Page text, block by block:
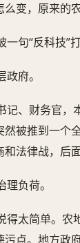
变，原来的
句“反科技”打
府。
记、财务官，
然被推到一个
法律战，后
负荷。
得太简单。农
点。地方政